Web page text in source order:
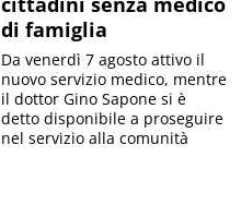
di famiglia
Da venerdì 7 agosto attivo il
nuovo servizio medico, mentre
il dottor Gino Sapone si è
detto disponibile a proseguire
nel servizio alla comunità